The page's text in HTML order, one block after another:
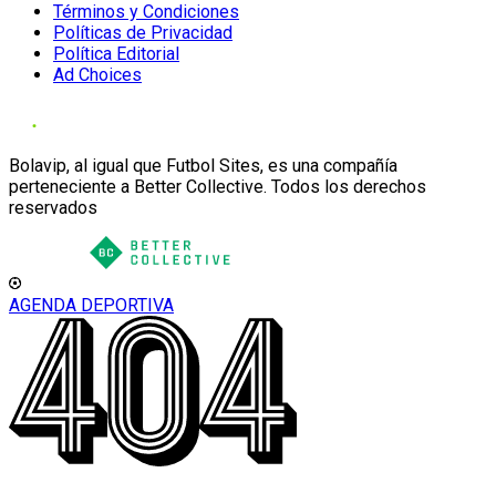
Términos y Condiciones
Políticas de Privacidad
Política Editorial
Ad Choices
Bolavip, al igual que Futbol Sites, es una compañía
perteneciente a Better Collective. Todos los derechos
reservados
AGENDA DEPORTIVA